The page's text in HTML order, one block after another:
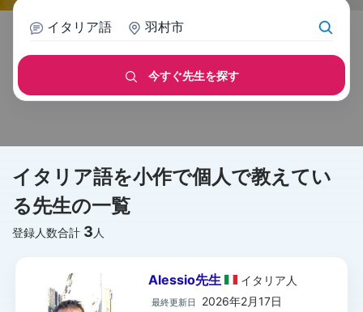
イタリア語 羽村市
今すぐ先生を探す
イタリア語を小作で個人で教えてい
る先生の一覧
登録人数合計 3 人
Alessio先生 イタリア 人
最終更新日 2026年2月17日